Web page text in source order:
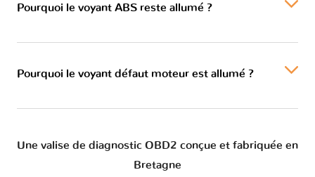
Pourquoi le voyant ABS reste allumé ?
Pourquoi le voyant défaut moteur est allumé ?
Une valise de diagnostic OBD2 conçue et fabriquée en
Bretagne